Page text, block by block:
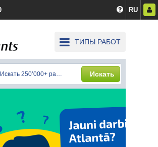
RU
ТИПЫ РАБОТ
Искать